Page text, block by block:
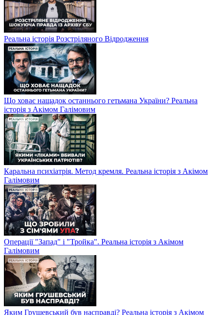
Реальна історія Розстріляного Відродження
Що ховає нащадок останнього гетьмана України? Реальна
історія з Акімом Галімовим
Каральна психіатрія. Метод кремля. Реальна історія з Акімом
Галімовим
Операції "Запад" і "Тройка". Реальна історія з Акімом
Галімовим
Яким Грушевський був насправді? Реальна історія з Акімом